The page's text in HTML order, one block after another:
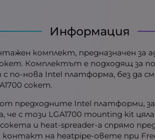
Информация
комплект, предназначен
Комплектът е подходящ за
по-нова Intel платформа, без да
сокет.
от предходните Intel платформи,
с този LGA1700 mounting kit
и heat-spreader-а спрямо
на heatpipe-овете при